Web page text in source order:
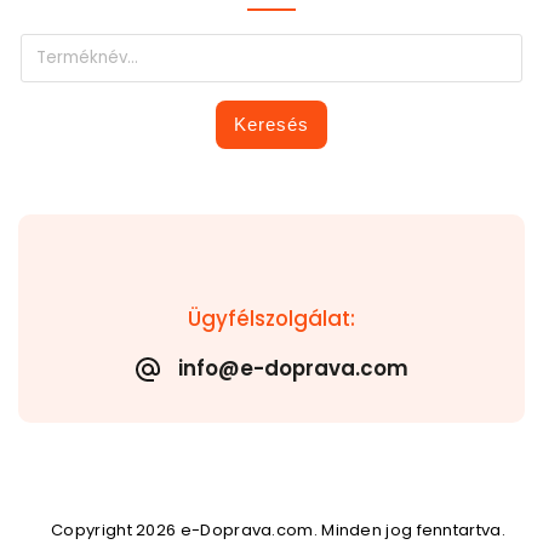
Ügyfélszolgálat:
info@e-doprava.com
Keresés
Copyright 2026 e-Doprava.com. Minden jog fenntartva.